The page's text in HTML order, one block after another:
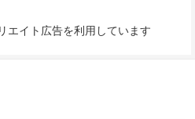
エイト広告を利用しています